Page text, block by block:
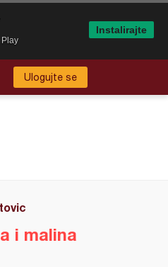
Ulogujte se
i malina
Play
Instalirajte